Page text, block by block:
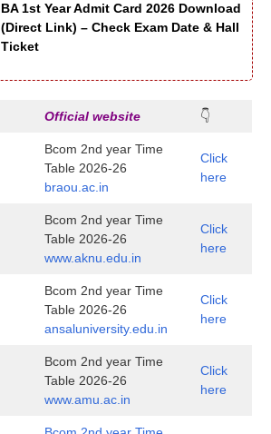
BA 1st Year Admit Card 2026 Download
(Direct Link) – Check Exam Date & Hall
Ticket
Official website 👇
Bcom 2nd year Time
Table 2026-26
braou.ac.in
Click
here
Bcom 2nd year Time
Table 2026-26
www.aknu.edu.in
Click
here
Bcom 2nd year Time
Table 2026-26
ansaluniversity.edu.in
Click
here
Bcom 2nd year Time
Table 2026-26
www.amu.ac.in
Click
here